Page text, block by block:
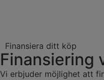
Finansiera ditt köp
Finansiering
Vi erbjuder möjlighet att